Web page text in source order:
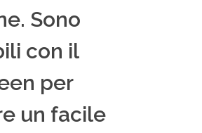
Sono
con il
per
un facile